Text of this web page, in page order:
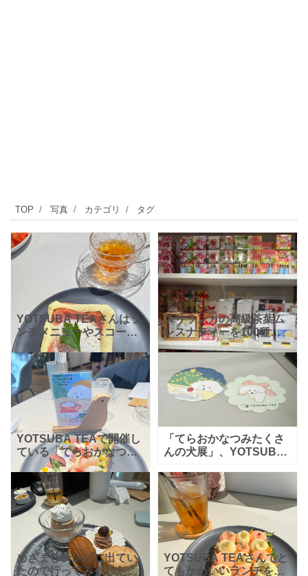
TOP 写真 カテゴリ タグ
YOTSUBA TEAさんはラ
ンチメニューやスコーン
メニューが人気ですが今
日は「なめらかマッシュ
の温玉ベーコン乗せ」を
頂いてきました！ ふわ
とろのなめらかなマッ
スリランカの高級茶葉ム
レスナティーを100種類
以上取り扱う紅茶専門店
の『YOTSUBA TEA（ヨ
ツバティー）』さん。
100種類以上あるフレー
バーと茶葉の品質の
YOTSUBA TEAで開催し
ている「てらおかなつみ
たくさんの犬展」にいっ
てきました～。てらおか
さんのかわいい犬の絵が
たくさん展示されていま
した！ とても人気の
「てらおかなつみたくさ
んの犬展」、YOTSUBA
す。こちらのかわいいコ
ースターは、てらおかさ
んとコラボしたスイーツ
を注文するとプレゼン
めざましテレビに出てい
たので行ってみました
YOTSUBA TEAさんでと
てもかわいいランチを頂